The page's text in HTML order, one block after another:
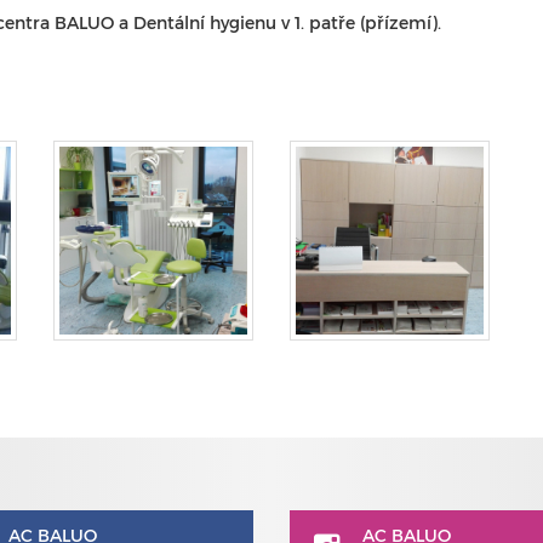
BALUO a Dentální hygienu v 1. patře (přízemí).
AC BALUO
AC BALUO